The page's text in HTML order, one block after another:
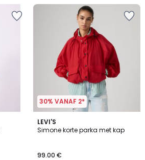
30% VANAF 2*
LEVI'S
Simone korte parka met kap
99.00 €
4
/